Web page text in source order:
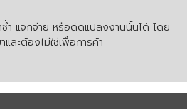
ำ แจกจ่าย หรือดัดแปลงงานนั้นได้ โดย
ละต้องไม่ใช่เพื่อการค้า